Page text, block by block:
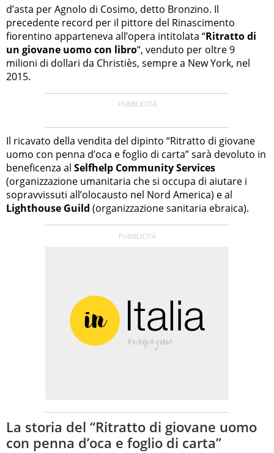
d’asta per Agnolo di Cosimo, detto Bronzino. Il
precedente record per il pittore del Rinascimento
fiorentino apparteneva all’opera intitolata “Ritratto di
un giovane uomo con libro“, venduto per oltre 9
milioni di dollari da Christiès, sempre a New York, nel
2015.
Il ricavato della vendita del dipinto “Ritratto di giovane
uomo con penna d’oca e foglio di carta” sarà devoluto in
beneficenza al Selfhelp Community Services
(organizzazione umanitaria che si occupa di aiutare i
sopravvissuti all’olocausto nel Nord America) e al
Lighthouse Guild (organizzazione sanitaria ebraica).
La storia del “Ritratto di giovane uomo
con penna d’oca e foglio di carta”